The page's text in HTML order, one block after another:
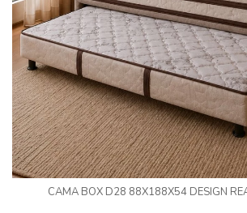
CAMA BOX D28 88X188X54 DESIGN